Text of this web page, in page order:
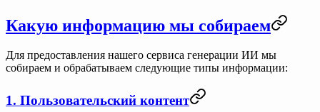
Какую информацию мы собираем
Для предоставления нашего сервиса генерации ИИ мы
собираем и обрабатываем следующие типы информации:
1. Пользовательский контент